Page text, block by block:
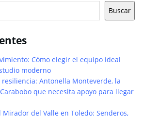
Buscar
Cómo elegir el equipo ideal
moderno
Antonella Monteverde, la
que necesita apoyo para llegar
Mirador del Valle en Toledo: Senderos,